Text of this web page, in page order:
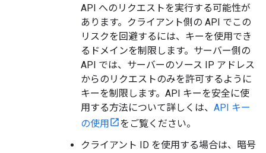
API へのリクエストを実行する可能性が
あります。クライアント側の API でこの
リスクを回避するには、キーを使用でき
るドメインを制限します。サーバー側の
API では、サーバーのソース IP アドレス
からのリクエストのみを許可するように
キーを制限します。API キーを安全に使
用する方法について詳しくは、 API キー
の使用
をご覧ください。
クライアント ID を使用する場合は、暗号